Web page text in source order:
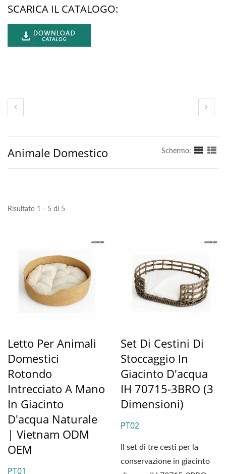
SCARICA IL CATALOGO:
Animale Domestico Schermo:
Risultato 1 - 5 di 5
Letto Per Animali
Domestici
Rotondo
Intrecciato A Mano
In Giacinto
D'acqua Naturale
| Vietnam ODM
OEM
PT01
Set Di Cestini Di
Stoccaggio In
Giacinto D'acqua
IH 70715-3BRO (3
Dimensioni)
PT02
Il set di tre cesti per la
conservazione in giacinto